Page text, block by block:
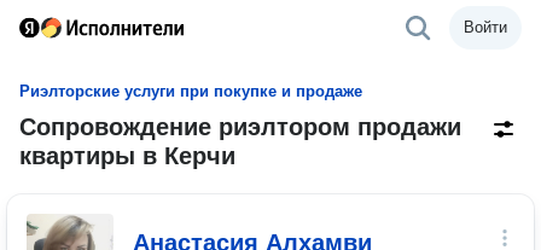
Войти
Риэлторские услуги при покупке и продаже
Сопровождение риэлтором продажи
квартиры в Керчи
Анастасия Алхамви